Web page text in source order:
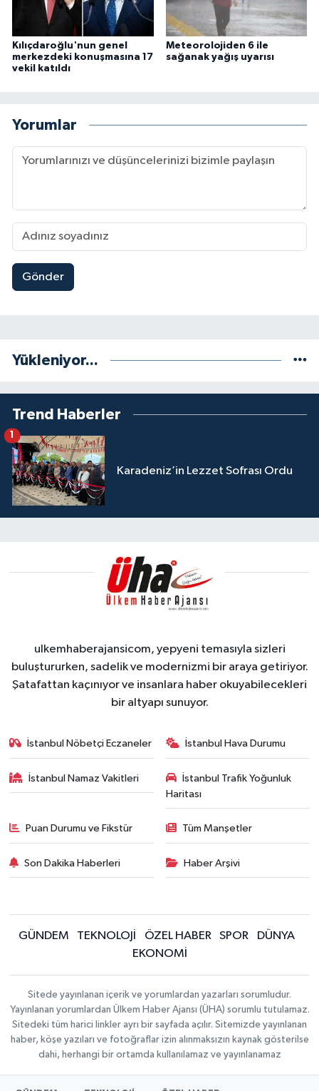
Kılıçdaroğlu'nun genel
merkezdeki konuşmasına 17
vekil katıldı
Meteorolojiden 6 ile
sağanak yağış uyarısı
Yorumlar
Gönder
Yükleniyor...
Trend Haberler
Karadeniz’in Lezzet Sofrası Ordu
ulkemhaberajansicom, yepyeni temasıyla sizleri
buluştururken, sadelik ve modernizmi bir araya getiriyor.
Şatafattan kaçınıyor ve insanlara haber okuyabilecekleri
bir altyapı sunuyor.
İstanbul Nöbetçi Eczaneler İstanbul Hava Durumu
İstanbul Namaz Vakitleri
İstanbul Trafik Yoğunluk
Haritası
Puan Durumu ve Fikstür Tüm Manşetler
Son Dakika Haberleri Haber Arşivi
GÜNDEM TEKNOLOJİ ÖZEL HABER SPOR
DÜNYA
EKONOMİ
Sitede yayınlanan içerik ve yorumlardan yazarları sorumludur.
Yayınlanan yorumlardan Ülkem Haber Ajansı (ÜHA) sorumlu tutulamaz.
Sitedeki tüm harici linkler ayrı bir sayfada açılır. Sitemizde yayınlanan
haber, köşe yazıları ve fotoğraflar izin alınmaksızın kaynak gösterilse
dahi, herhangi bir ortamda kullanılamaz ve yayınlanamaz